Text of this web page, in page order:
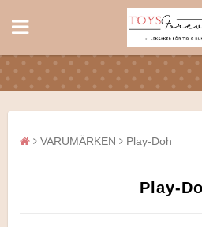
VARUMÄRKEN Play-Doh
Play-